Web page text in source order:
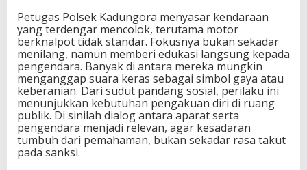
Petugas Polsek Kadungora menyasar kendaraan
yang terdengar mencolok, terutama motor
berknalpot tidak standar. Fokusnya bukan sekadar
menilang, namun memberi edukasi langsung kepada
pengendara. Banyak di antara mereka mungkin
menganggap suara keras sebagai simbol gaya atau
keberanian. Dari sudut pandang sosial, perilaku ini
menunjukkan kebutuhan pengakuan diri di ruang
publik. Di sinilah dialog antara aparat serta
pengendara menjadi relevan, agar kesadaran
tumbuh dari pemahaman, bukan sekadar rasa takut
pada sanksi.